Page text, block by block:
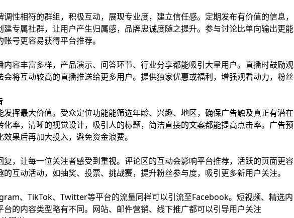
性相符的群组，积极互动，展现专业度，建立信任感。定期发布有价值的信息，
建专属社群，让用户产生归属感，品牌忠诚度随之提升。参与讨论比单向输出更能
号更容易获得平台推荐。
内容丰富多样，产品演示、问答环节、行业分享都能吸引大量用户。直播时鼓励观
会将互动较高的直播推送给更多用户。提供独家优惠或福利，增强观看动力，粉丝
挥最大价值。受众定位功能能筛选年龄、兴趣、地区，确保广告触及真正有潜在
化率，清晰的视觉设计，吸引人的标题，简洁直接的文案都能提高点击率。广告预
果后再加大投入，避免资金浪费。
复，让每一位关注者感受到重视。评论区的互动会影响平台推荐，活跃的页面更容
互动活动，如抽奖、投票、挑战赛，提升粉丝参与度，吸引更多新用户关注。
、TikTok、Twitter等平台的流量同样可以引流至Facebook。短视频、精选内
台的内容类型略有不同。网站、邮件营销、线下推广都可以引导用户关注